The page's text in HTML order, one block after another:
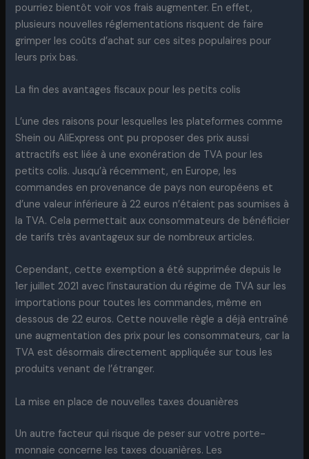
pourriez bientôt voir vos frais augmenter. En effet,
plusieurs nouvelles réglementations risquent de faire
grimper les coûts d’achat sur ces sites populaires pour
leurs prix bas.
La fin des avantages fiscaux pour les petits colis
L’une des raisons pour lesquelles les plateformes comme
Shein ou AliExpress ont pu proposer des prix aussi
attractifs est liée à une exonération de TVA pour les
petits colis. Jusqu’à récemment, en Europe, les
commandes en provenance de pays non européens et
d’une valeur inférieure à 22 euros n’étaient pas soumises à
la TVA. Cela permettait aux consommateurs de bénéficier
de tarifs très avantageux sur de nombreux articles.
Cependant, cette exemption a été supprimée depuis le
1er juillet 2021 avec l’instauration du régime de TVA sur les
importations pour toutes les commandes, même en
dessous de 22 euros. Cette nouvelle règle a déjà entraîné
une augmentation des prix pour les consommateurs, car la
TVA est désormais directement appliquée sur tous les
produits venant de l’étranger.
La mise en place de nouvelles taxes douanières
Un autre facteur qui risque de peser sur votre porte-
monnaie concerne les taxes douanières. Les